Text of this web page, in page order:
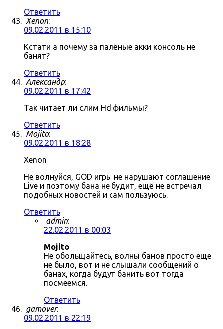
Ответить
Xenon:
09.02.2011 в 15:10
Кстати а почему за палёные акки консоль не
банят?
Ответить
Александр:
09.02.2011 в 17:42
Так читает ли слим Hd фильмы?
Ответить
Mojito:
09.02.2011 в 18:28
Xenon
Не волнуйся, GOD игры не нарушают соглашение
Live и поэтому бана не будит, ещё не встречал
подобных новостей и сам пользуюсь.
Ответить
admin:
22.02.2011 в 00:03
Mojito
Не обольщайтесь, волны банов просто еще
не было, вот и не слышали сообщений о
банах, когда будут банить вот тогда
посмеемся.
Ответить
gamover:
09.02.2011 в 22:19